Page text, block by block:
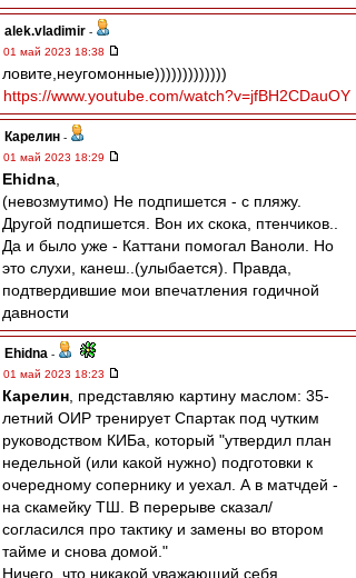
alek.vladimir -
01 май 2023 18:38
ловите,неугомонные)))))))))))))
https://www.youtube.com/watch?v=jfBH2CDauOY
Карелин -
01 май 2023 18:29
Ehidna
(невозмутимо) Не подпишется - с пляжу.
Другой подпишется. Вон их скока, птенчиков..
Да и было уже - Каттани помогал Ваноли. Но
это слухи, канеш..(улыбается). Правда,
подтвердившие мои впечатления годичной
давности
Ehidna -
01 май 2023 18:23
Карелин , представляю картину маслом: 35-
летний ОИР тренирует Спартак под чутким
руководством КИБа, который "утвердил план
недельной (или какой нужно) подготовки к
очередному сопернику и уехал. А в матчдей -
на скамейку ТШ. В перерыве сказал/
согласился про тактику и замены во втором
тайме и снова домой."
Ничего, что никакой уважающий себя